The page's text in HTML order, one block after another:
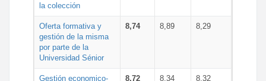
la colección
Oferta formativa y
gestión de la misma
por parte de la
Universidad Sénior
8,74 8,89 8,29
Gestión economico- 8,72 8,34 8,32